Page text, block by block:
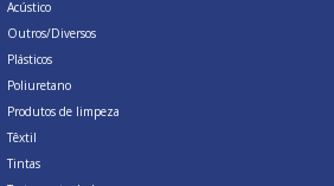
Acústico
Outros/Diversos
Plásticos
Poliuretano
Produtos de limpeza
Têxtil
Tintas